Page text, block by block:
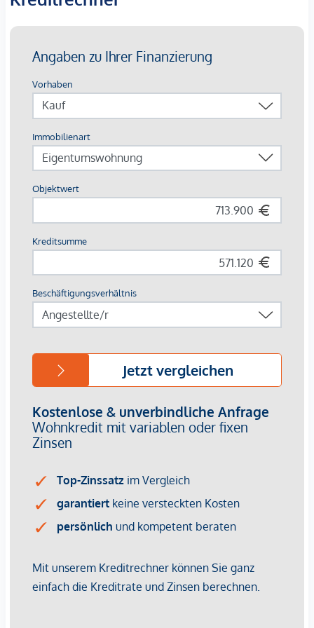
Ausführung und Ausstattung sind möglich.
Die Wohnungen sind teilweise bis Ende 2029 befristet
vermietet.
KFZ- Garagenstellplatz
von € 42.500,-dazu erworben werden.
dem zu vermittelnden Dritten ein familiäres oder
Der Vermittler ist als Doppelmakler tätig.
*Der Vertrag kommt nicht mit der INFINA Credit Broker
GmbH zustande. Das Objekt wird von einem externen
Immobilienunternehmen angeboten. Allfällige aus dem
gegenüber dem anbietenden Immobilienunternehmen
geltend zu machen. Wir weisen Sie darauf hin, dass die
unverbindliche Vorabinformationen sind und daher ohne
Gewähr erfolgen. Der Vermittler ist als Doppelmakler tätig.